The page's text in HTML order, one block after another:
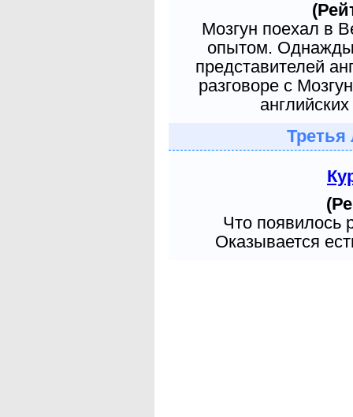
Мозгун поехал в
опытом. Однажды
представителей
разговоре с
Третья
Что появилось
Оказывается